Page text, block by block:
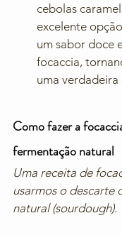
cebolas
excelente
um sabor doce
focaccia,
uma verdadeira
Como fazer a
fermentação natural
Uma receita de
usarmos o descarte
natural (sourdough).